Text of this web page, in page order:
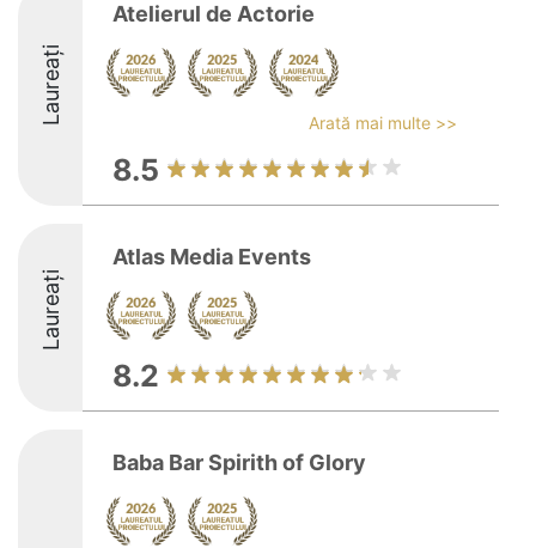
Laureați
Atelierul de Actorie
Arată mai multe >>
8.5
Laureați
Atlas Media Events
8.2
Baba Bar Spirith of Glory